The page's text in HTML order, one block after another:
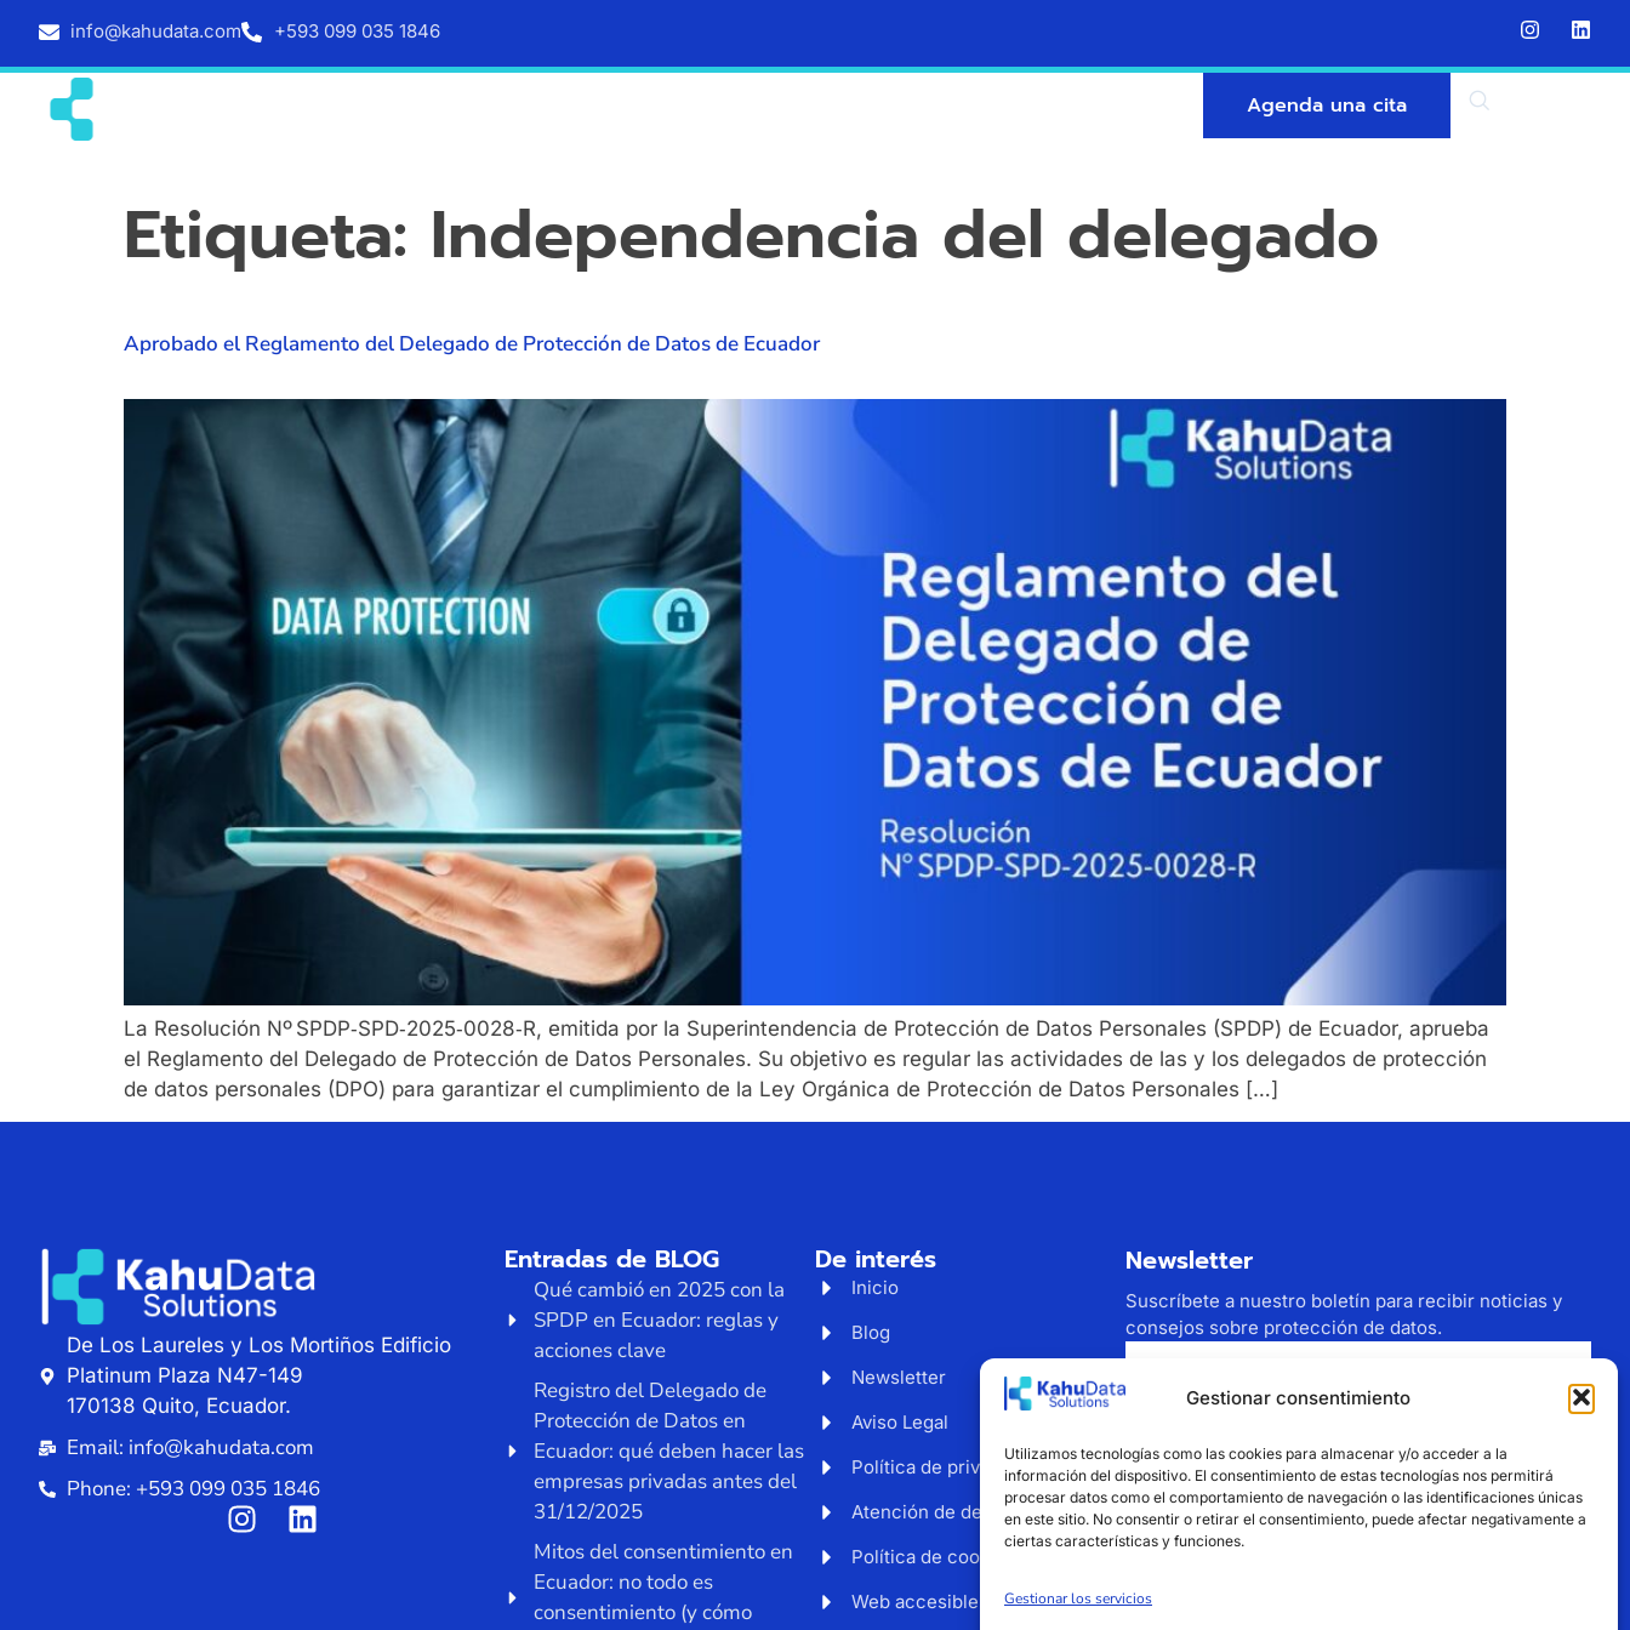
Gestionar consentimiento
Utilizamos tecnologías como las cookies para almacenar y/o acceder a la
información del dispositivo. El consentimiento de estas tecnologías nos permitirá
procesar datos como el comportamiento de navegación o las identificaciones únicas
en este sitio. No consentir o retirar el consentimiento, puede afectar negativamente a
ciertas características y funciones.
Gestionar los servicios
info@kahudata.com +593 099 035 1846
Agenda una cita
Etiqueta: Independencia del delegado
Aprobado el Reglamento del Delegado de Protección de Datos de Ecuador
La Resolución Nº SPDP‑SPD‑2025‑0028‑R, emitida por la Superintendencia de Protección de Datos Personales (SPDP) de Ecuador, aprueba
el Reglamento del Delegado de Protección de Datos Personales. Su objetivo es regular las actividades de las y los delegados de protección
de datos personales (DPO) para garantizar el cumplimiento de la Ley Orgánica de Protección de Datos Personales […]
De Los Laureles y Los Mortiños Edificio
Platinum Plaza N47-149
170138 Quito, Ecuador.
Email: info@kahudata.com
Phone: +593 099 035 1846
Entradas de BLOG
Qué cambió en 2025 con la
SPDP en Ecuador: reglas y
acciones clave
Registro del Delegado de
Protección de Datos en
Ecuador: qué deben hacer las
empresas privadas antes del
31/12/2025
Mitos del consentimiento en
Ecuador: no todo es
consentimiento (y cómo
De interés
Inicio
Blog
Newsletter
Aviso Legal
Política de privacidad
Atención de derechos
Política de cookies
Web accesible
Newsletter
Suscríbete a nuestro boletín para recibir noticias y
consejos sobre protección de datos.
correo electrónico
Suscribirse